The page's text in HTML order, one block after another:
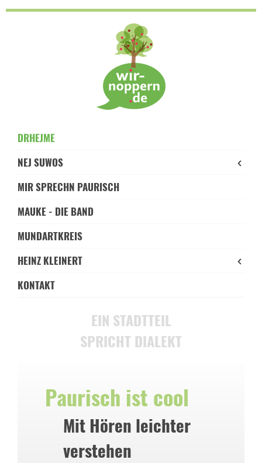
DRHEJME
NEJ SUWOS
MIR SPRECHN PAURISCH
MAUKE - DIE BAND
MUNDARTKREIS
HEINZ KLEINERT
KONTAKT
EIN STADTTEIL
SPRICHT DIALEKT
Paurisch ist cool
Mit Hören leichter
verstehen